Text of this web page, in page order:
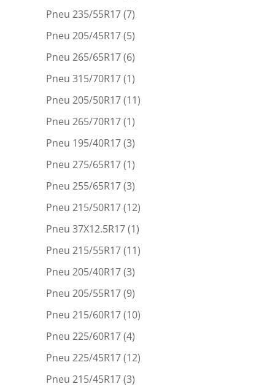
Pneu 235/55R17(7)
Pneu 205/45R17(5)
Pneu 265/65R17(6)
Pneu 315/70R17(1)
Pneu 205/50R17(11)
Pneu 265/70R17(1)
Pneu 195/40R17(3)
Pneu 275/65R17(1)
Pneu 255/65R17(3)
Pneu 215/50R17(12)
Pneu 37X12.5R17(1)
Pneu 215/55R17(11)
Pneu 205/40R17(3)
Pneu 205/55R17(9)
Pneu 215/60R17(10)
Pneu 225/60R17(4)
Pneu 225/45R17(12)
Pneu 215/45R17(3)